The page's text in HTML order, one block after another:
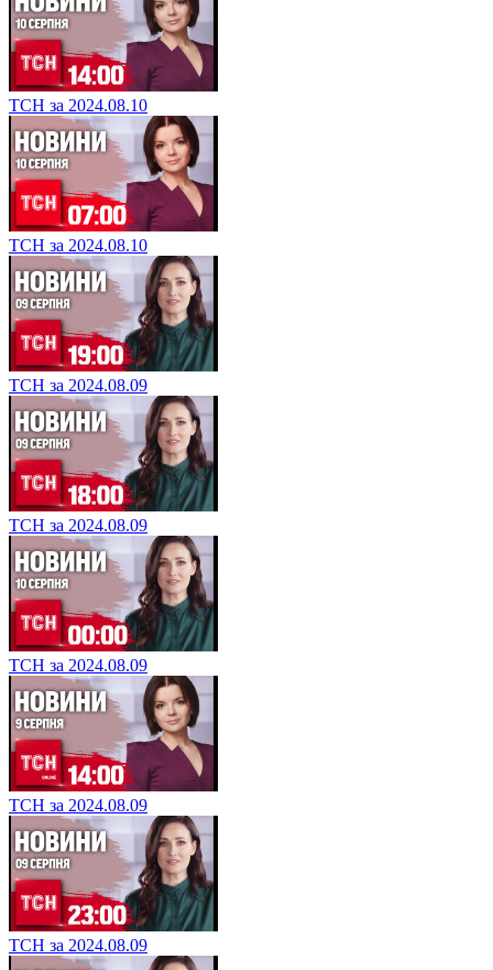
ТСН за 2024.08.10
ТСН за 2024.08.10
ТСН за 2024.08.09
ТСН за 2024.08.09
ТСН за 2024.08.09
ТСН за 2024.08.09
ТСН за 2024.08.09